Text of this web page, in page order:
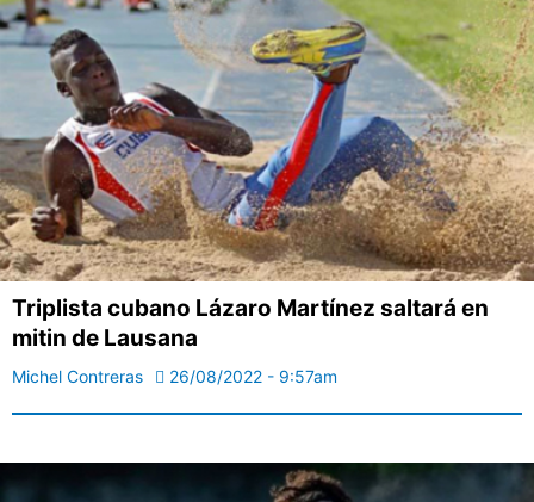
Triplista cubano Lázaro Martínez saltará en
mitin de Lausana
Michel Contreras 26/08/2022 - 9:57am